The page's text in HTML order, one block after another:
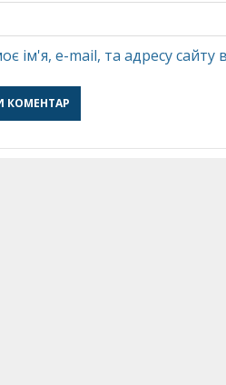
ім'я, e-mail, та адресу